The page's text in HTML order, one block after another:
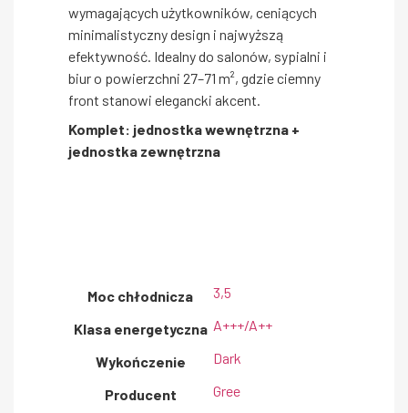
wymagających użytkowników, ceniących
minimalistyczny design i najwyższą
efektywność. Idealny do salonów, sypialni i
biur o powierzchni 27–71 m², gdzie ciemny
front stanowi elegancki akcent.
Komplet: jednostka wewnętrzna +
jednostka zewnętrzna
Moc chłodnicza 3,5
Klasa energetyczna A+++/A++
Wykończenie Dark
Producent Gree